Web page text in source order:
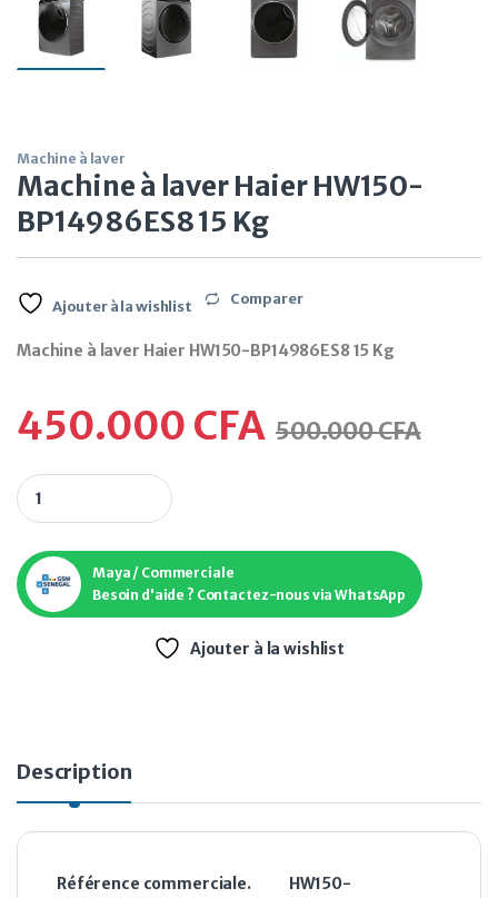
Machine à laver
Machine à laver Haier HW150-
BP14986ES8 15 Kg
Ajouter à la wishlist Comparer
Machine à laver Haier HW150-BP14986ES8 15 Kg
450.000 CFA 500.000CFA
Maya / Commerciale
Besoin d'aide ? Contactez-nous via WhatsApp
Ajouter à la wishlist
Description
Référence commerciale. HW150-